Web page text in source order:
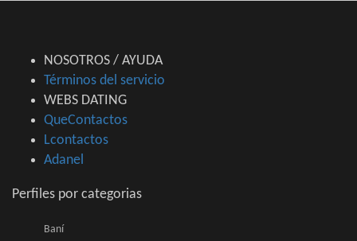
NOSOTROS / AYUDA
Términos del servicio
WEBS DATING
QueContactos
Lcontactos
Adanel
Perfiles por categorias
Baní